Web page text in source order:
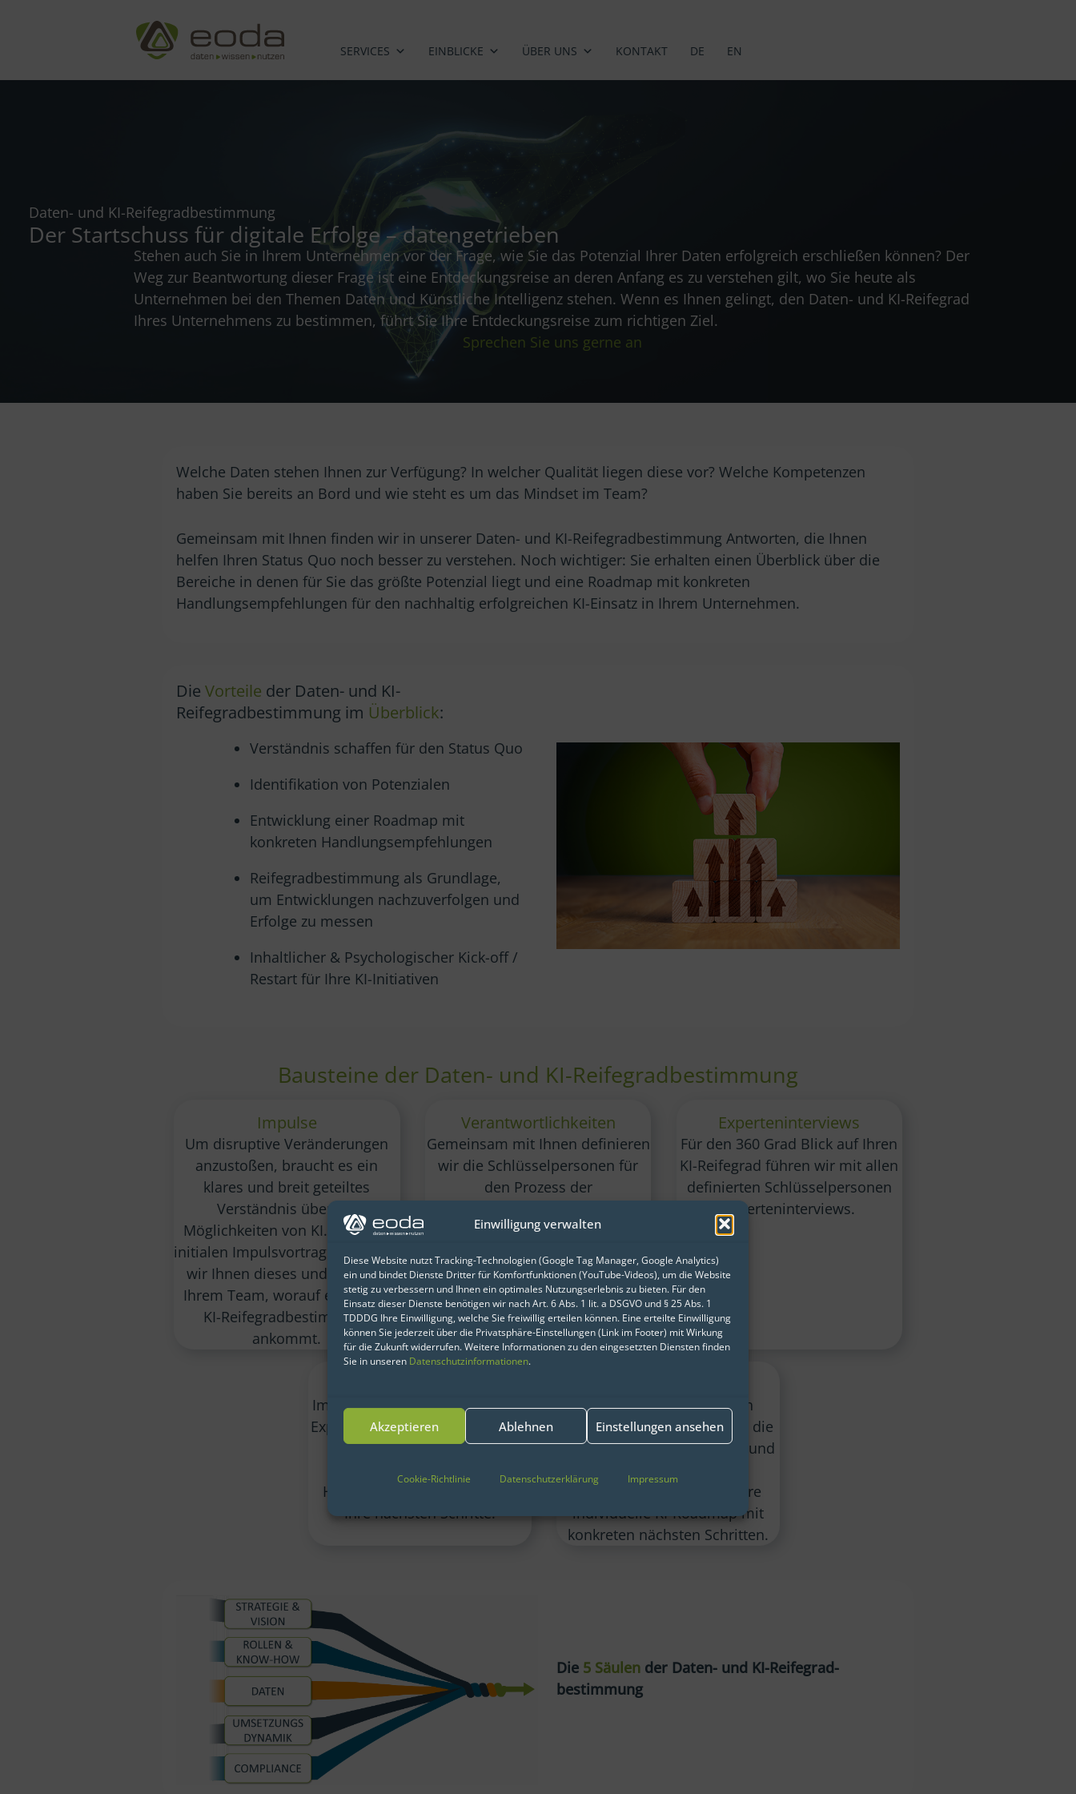
Einwilligung verwalten
Diese Website nutzt Tracking-Technologien (Google Tag Manager, Google Analytics)
ein und bindet Dienste Dritter für Komfortfunktionen (YouTube-Videos), um die Website
stetig zu verbessern und Ihnen ein optimales Nutzungserlebnis zu bieten. Für den
Einsatz dieser Dienste benötigen wir nach Art. 6 Abs. 1 lit. a DSGVO und § 25 Abs. 1
TDDDG Ihre Einwilligung, welche Sie freiwillig erteilen können. Eine erteilte Einwilligung
können Sie jederzeit über die Privatsphäre-Einstellungen (Link im Footer) mit Wirkung
für die Zukunft widerrufen. Weitere Informationen zu den eingesetzten Diensten finden
Sie in unseren Datenschutzinformationen.
Akzeptieren Ablehnen Einstellungen ansehen
Cookie-Richtlinie Datenschutzerklärung Impressum
SERVICES EINBLICKE ÜBER UNS KONTAKT DE EN
Daten- und KI-Reifegradbestimmung
Der Startschuss für digitale Erfolge – datengetrieben
Stehen auch Sie in Ihrem Unternehmen vor der Frage, wie Sie das Potenzial Ihrer Daten erfolgreich erschließen können? Der
Weg zur Beantwortung dieser Frage ist eine Entdeckungsreise an deren Anfang es zu verstehen gilt, wo Sie heute als
Unternehmen bei den Themen Daten und Künstliche Intelligenz stehen. Wenn es Ihnen gelingt, den Daten- und KI-Reifegrad
Ihres Unternehmens zu bestimmen, führt Sie Ihre Entdeckungsreise zum richtigen Ziel.
Sprechen Sie uns gerne an
Welche Daten stehen Ihnen zur Verfügung? In welcher Qualität liegen diese vor? Welche Kompetenzen
haben Sie bereits an Bord und wie steht es um das Mindset im Team?
Gemeinsam mit Ihnen finden wir in unserer Daten- und KI-Reifegradbestimmung Antworten, die Ihnen
helfen Ihren Status Quo noch besser zu verstehen. Noch wichtiger: Sie erhalten einen Überblick über die
Bereiche in denen für Sie das größte Potenzial liegt und eine Roadmap mit konkreten
Handlungsempfehlungen für den nachhaltig erfolgreichen KI-Einsatz in Ihrem Unternehmen.
DieVorteile der Daten- und KI-
Reifegradbestimmung im Überblick:
Verständnis schaffen für den Status Quo
Identifikation von Potenzialen
Entwicklung einer Roadmap mit
konkreten Handlungsempfehlungen
Reifegradbestimmung als Grundlage,
um Entwicklungen nachzuverfolgen und
Erfolge zu messen
Inhaltlicher & Psychologischer Kick-off /
Restart für Ihre KI-Initiativen
Bausteine der Daten- und KI-Reifegradbestimmung
Impulse
Um disruptive Veränderungen
anzustoßen, braucht es ein
klares und breit geteiltes
Verständnis über die
Möglichkeiten von KI. In einem
initialen Impulsvortrag vermitteln
wir Ihnen dieses und erklären
Ihrem Team, worauf es bei der
KI-Reifegradbestimmung
ankommt.
Verantwortlichkeiten
Gemeinsam mit Ihnen definieren
wir die Schlüsselpersonen für
den Prozess der
Unternehmen – von der
Experteninterviews
Für den 360 Grad Blick auf Ihren
KI-Reifegrad führen wir mit allen
definierten Schlüsselpersonen
Experteninterviews.
Im Rahmen der Auswertung der
Experteninterviews ermitteln wir
den KI-Reifegrad Ihres
Handlungsempfehlungen für
Ihre nächsten Schritte.
In einem abschließenden
Workshop stellen wir Ihnen die
gesammelten Erkenntnisse und
entwickeln gemeinsam Ihre
individuelle KI-Roadmap mit
konkreten nächsten Schritten.
Die 5 Säulender Daten- und KI-Reifegrad­
bestimmung